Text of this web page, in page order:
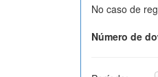
No caso de
Número de